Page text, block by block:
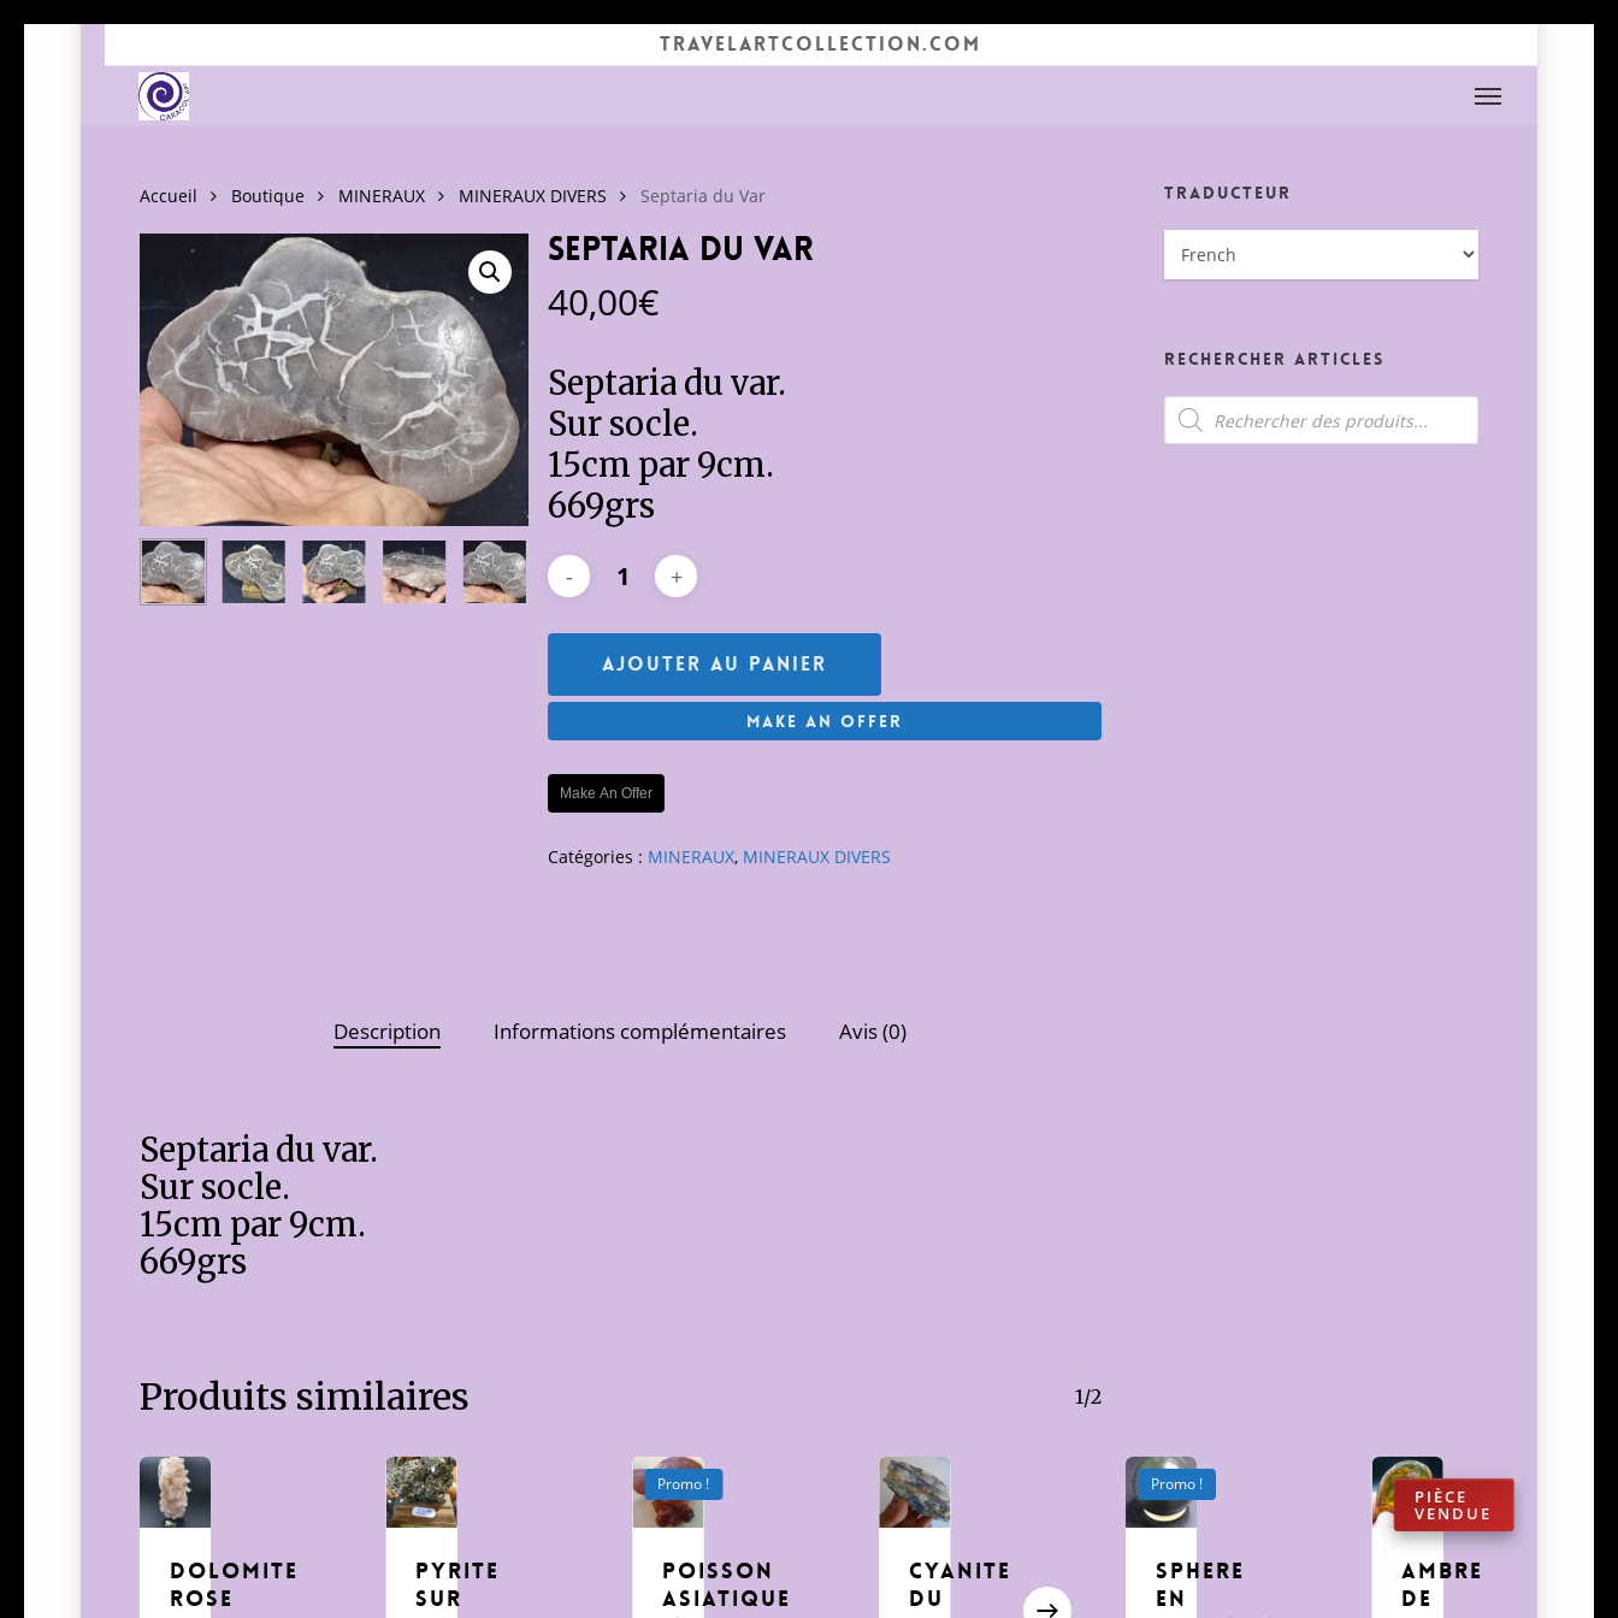
TRAVELARTCOLLECTION.COM
Menu
Accueil Boutique MINERAUX MINERAUX DIVERS Septaria du Var
Septaria du Var
40,00€
Septaria du var.
Sur socle.
15cm par 9cm.
669grs
Ajouter Au Panier
Make An Offer
Make An Offer
Catégories : MINERAUX, MINERAUX DIVERS
Description Informations complémentaires Avis (0)
Septaria du var.
Sur socle.
15cm par 9cm.
669grs
Produits similaires 1/2
Dolomite
rose
Pyrite
sur
Promo !
Poisson
asiatique
Cyanite
du
Promo !
sphere
en
Ambre
de
Traducteur
Rechercher Articles
Recherche
de
produits